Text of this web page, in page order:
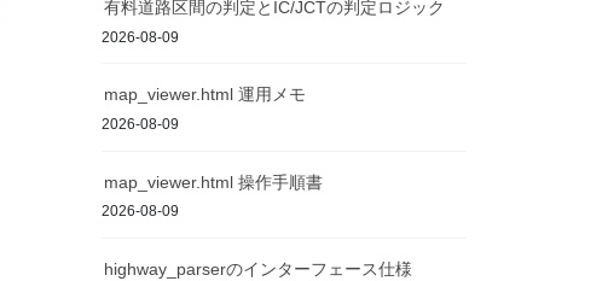
有料道路区間の判定とIC/JCTの判定ロジック
2026-08-09
map_viewer.html 運用メモ
2026-08-09
map_viewer.html 操作手順書
2026-08-09
highway_parserのインターフェース仕様